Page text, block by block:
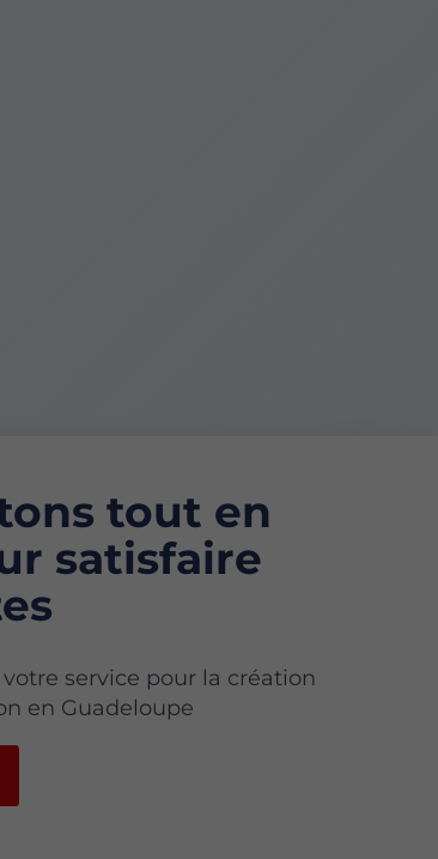
tout en
satisfaire
service pour la création
en Guadeloupe